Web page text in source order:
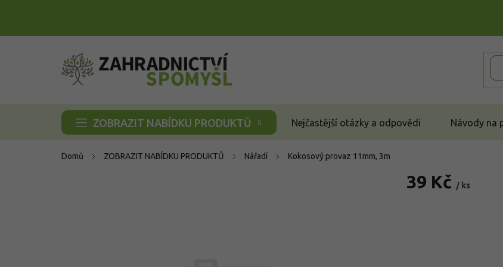
ZOBRAZIT NABÍDKU PRODUKTŮ Nejčastější otázky a odpovědi Návody na
Domů ZOBRAZIT NABÍDKU PRODUKTŮ Nářadí Kokosový provaz 11mm, 3m
39 Kč / ks